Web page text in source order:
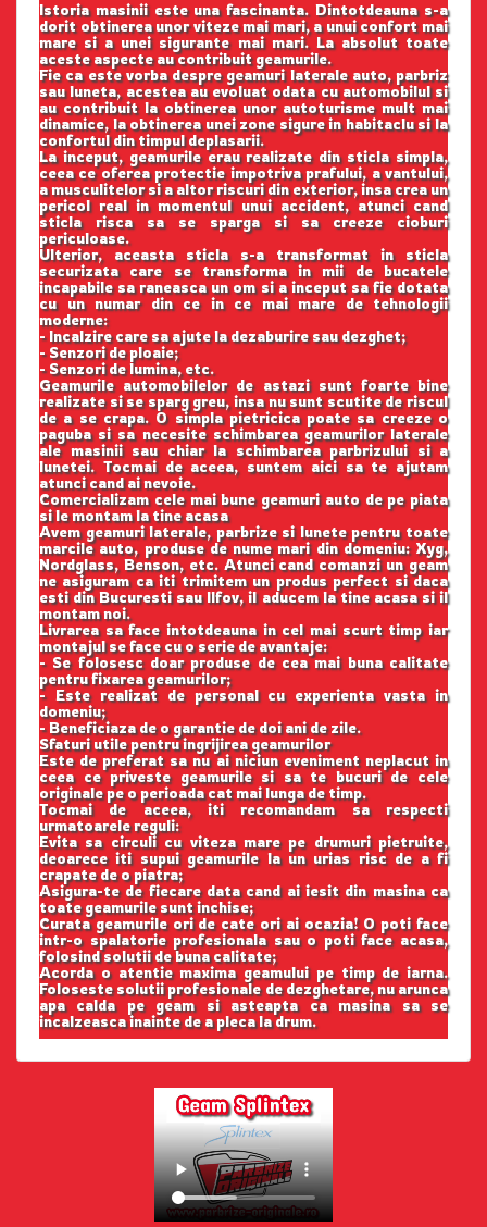
Istoria masinii este una fascinanta. Dintotdeauna s-a
dorit obtinerea unor viteze mai mari, a unui confort mai
mare si a unei sigurante mai mari. La absolut toate
aceste aspecte au contribuit geamurile.
Fie ca este vorba despre geamuri laterale auto, parbriz
sau luneta, acestea au evoluat odata cu automobilul si
au contribuit la obtinerea unor autoturisme mult mai
dinamice, la obtinerea unei zone sigure in habitaclu si la
confortul din timpul deplasarii.
La inceput, geamurile erau realizate din sticla simpla,
ceea ce oferea protectie impotriva prafului, a vantului,
a musculitelor si a altor riscuri din exterior, insa crea un
pericol real in momentul unui accident, atunci cand
sticla risca sa se sparga si sa creeze cioburi
periculoase.
Ulterior, aceasta sticla s-a transformat in sticla
securizata care se transforma in mii de bucatele
incapabile sa raneasca un om si a inceput sa fie dotata
cu un numar din ce in ce mai mare de tehnologii
moderne:
- Incalzire care sa ajute la dezaburire sau dezghet;
- Senzori de ploaie;
- Senzori de lumina, etc.
Geamurile automobilelor de astazi sunt foarte bine
realizate si se sparg greu, insa nu sunt scutite de riscul
de a se crapa. O simpla pietricica poate sa creeze o
paguba si sa necesite schimbarea geamurilor laterale
ale masinii sau chiar la schimbarea parbrizului si a
lunetei. Tocmai de aceea, suntem aici sa te ajutam
atunci cand ai nevoie.
Comercializam cele mai bune geamuri auto de pe piata
si le montam la tine acasa
Avem geamuri laterale, parbrize si lunete pentru toate
marcile auto, produse de nume mari din domeniu: Xyg,
Nordglass, Benson, etc. Atunci cand comanzi un geam
ne asiguram ca iti trimitem un produs perfect si daca
esti din Bucuresti sau Ilfov, il aducem la tine acasa si il
montam noi.
Livrarea sa face intotdeauna in cel mai scurt timp iar
montajul se face cu o serie de avantaje:
- Se folosesc doar produse de cea mai buna calitate
pentru fixarea geamurilor;
- Este realizat de personal cu experienta vasta in
domeniu;
- Beneficiaza de o garantie de doi ani de zile.
Sfaturi utile pentru ingrijirea geamurilor
Este de preferat sa nu ai niciun eveniment neplacut in
ceea ce priveste geamurile si sa te bucuri de cele
originale pe o perioada cat mai lunga de timp.
Tocmai de aceea, iti recomandam sa respecti
urmatoarele reguli:
Evita sa circuli cu viteza mare pe drumuri pietruite,
deoarece iti supui geamurile la un urias risc de a fi
crapate de o piatra;
Asigura-te de fiecare data cand ai iesit din masina ca
toate geamurile sunt inchise;
Curata geamurile ori de cate ori ai ocazia! O poti face
intr-o spalatorie profesionala sau o poti face acasa,
folosind solutii de buna calitate;
Acorda o atentie maxima geamului pe timp de iarna.
Foloseste solutii profesionale de dezghetare, nu arunca
apa calda pe geam si asteapta ca masina sa se
incalzeasca inainte de a pleca la drum.